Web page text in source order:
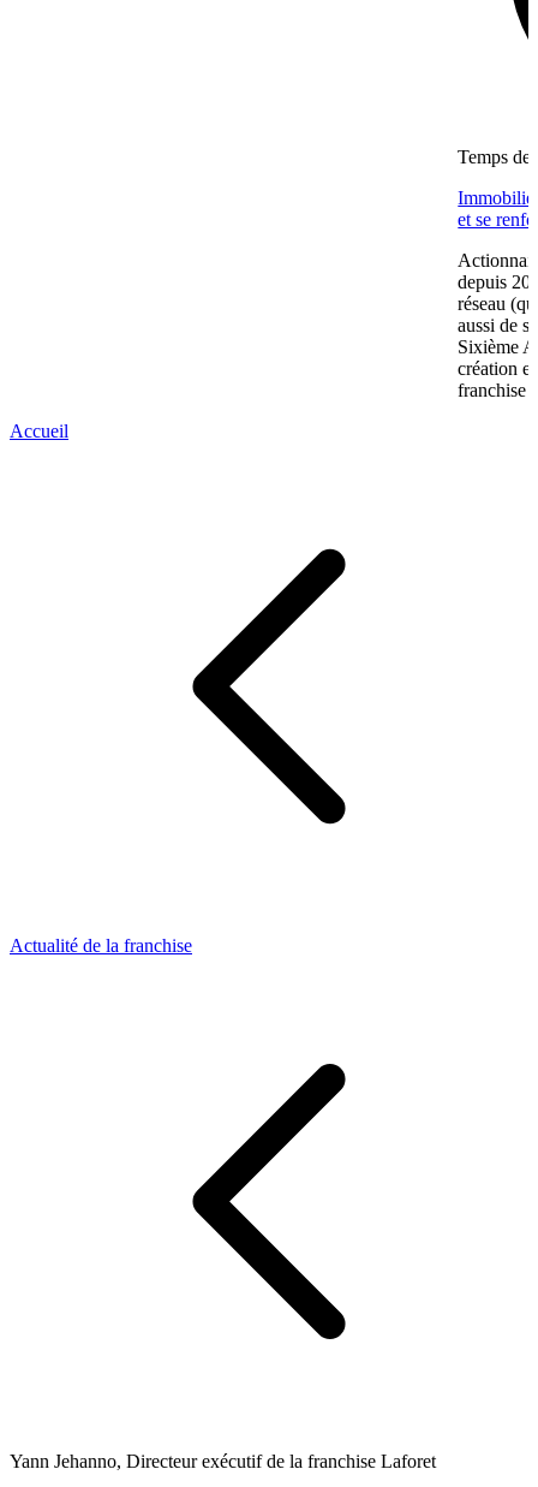
Temps de
et se
depuis
réseau
aussi de
Sixième
création
franchise
Accueil
Actualité de la franchise
Yann Jehanno, Directeur exécutif de la franchise Laforet